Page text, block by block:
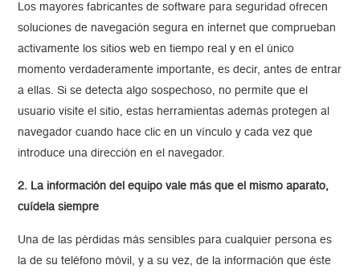
Los mayores fabricantes de software para seguridad ofrecen
soluciones de navegación segura en internet que comprueban
activamente los sitios web en tiempo real y en el único
momento verdaderamente importante, es decir, antes de entrar
a ellas. Si se detecta algo sospechoso, no permite que el
usuario visite el sitio, estas herramientas además protegen al
navegador cuando hace clic en un vínculo y cada vez que
introduce una dirección en el navegador.
2. La información del equipo vale más que el mismo aparato,
cuídela siempre
Una de las pérdidas más sensibles para cualquier persona es
la de su teléfono móvil, y a su vez, de la información que éste